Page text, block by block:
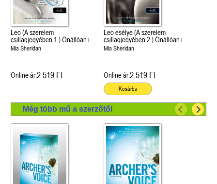
Leo (A szerelem
csillagjegyében 1.) Önállóan is
olvasható!
Mia Sheridan
Online ár:2 519 Ft
Leo esélye (A szerelem
csillagjegyében 2.) Önállóan is
olvasható!
Mia Sheridan
Online ár:2 519 Ft
Kosárba
Még több mű a szerzőtől